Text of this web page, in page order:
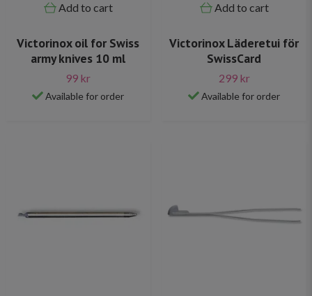
Add to cart
Victorinox oil for Swiss
army knives 10 ml
99 kr
Available for order
Add to cart
Victorinox Läderetui för
SwissCard
299 kr
Available for order